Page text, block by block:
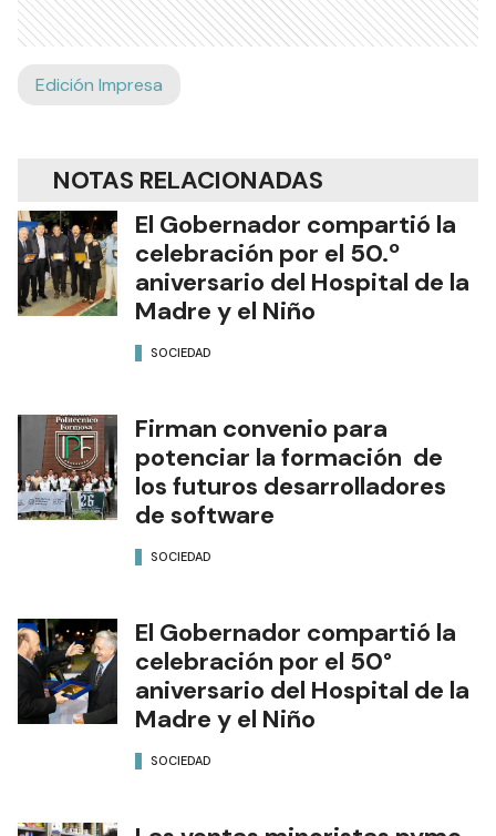
Edición Impresa
NOTAS RELACIONADAS
El Gobernador compartió la
celebración por el 50.º
aniversario del Hospital de la
Madre y el Niño
SOCIEDAD
Firman convenio para
potenciar la formación de
los futuros desarrolladores
de software
SOCIEDAD
El Gobernador compartió la
celebración por el 50°
aniversario del Hospital de la
Madre y el Niño
SOCIEDAD